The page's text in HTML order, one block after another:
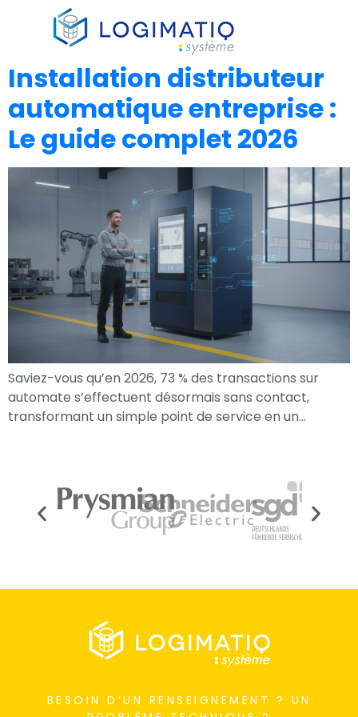
Installation distributeur
automatique entreprise :
Le guide complet 2026
Saviez-vous qu’en 2026, 73 % des transactions sur
automate s’effectuent désormais sans contact,
transformant un simple point de service en un…
BESOIN D’UN RENSEIGNEMENT ? UN
Nécessaire
Ces cookies ne
facultatifs. Ils